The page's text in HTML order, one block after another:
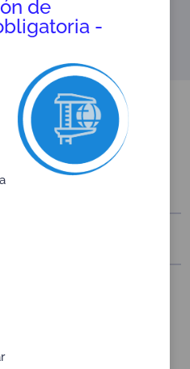
ONAC.
y Memorias
Reconocimiento en
BPL OCDE,
para
Prácticas de
consultadas presentaciones
las que participa ONAC, así
de
-